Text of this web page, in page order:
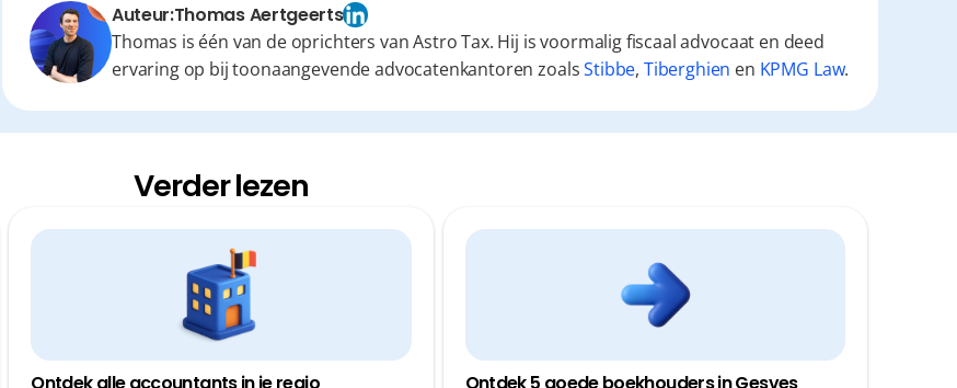
Auteur:Thomas Aertgeerts
Thomas is één van de oprichters van Astro Tax. Hij is voormalig fiscaal advocaat en deed
ervaring op bij toonaangevende advocatenkantoren zoalsStibbe, Tiberghien en KPMG Law.
Verder lezen